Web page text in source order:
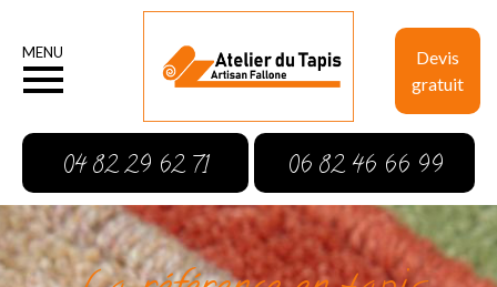
Devis
gratuit
MENU
04 82 29 62 71 06 82 46 66 99